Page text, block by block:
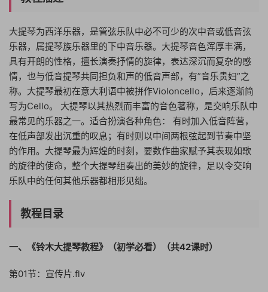
大提琴为西洋乐器，是管弦乐队中必不可少的次中音或低音弦
乐器，属提琴族乐器里的下中音乐器。大提琴音色浑厚丰满，
具有开朗的性格，擅长演奏抒情的旋律，表达深沉而复杂的感
情，也与低音提琴共同担负和声的低音声部，有”音乐贵妇”之
称。大提琴最初在意大利语中被拼作Violoncello，后来逐渐简
写为Cello。 大提琴以其热烈而丰富的音色著称，是交响乐队中
最常见的乐器之一。适合扮演各种角色： 有时加入低音阵营，
在低声部发出沉重的叹息；有时则以中间两根弦起到节奏中坚
的作用。大提琴最为辉煌的时刻，要数作曲家赋予其表现如歌
的旋律的使命，整个大提琴组奏出的美妙的旋律，足以令交响
乐队中的任何其他乐器都相形见绌。
教程目录
一、《铃木大提琴教程》（初学必看）（共42课时）
第01节：宣传片.flv